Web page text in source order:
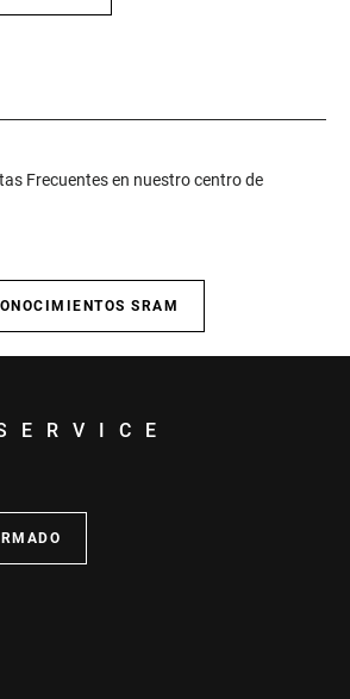
Frecuentes en nuestro centro de
SRAM